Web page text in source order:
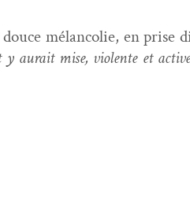
mélan­col­ie, en prise
aurait mise, vio­lente et